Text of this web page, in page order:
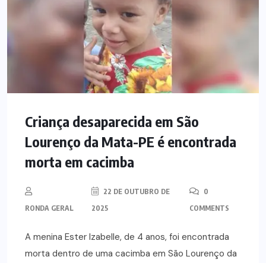
Criança desaparecida em São
Lourenço da Mata-PE é encontrada
morta em cacimba
RONDA GERAL
22 DE OUTUBRO DE
2025
0
COMMENTS
A menina Ester Izabelle, de 4 anos, foi encontrada
morta dentro de uma cacimba em São Lourenço da